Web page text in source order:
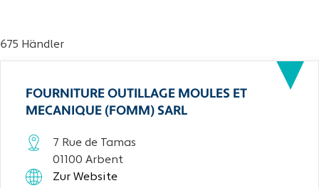
675 Händler
FOURNITURE OUTILLAGE MOULES ET
MECANIQUE (FOMM) SARL
7 Rue de Tamas
01100 Arbent
Zur Website